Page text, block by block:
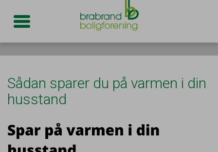
Toggle navigation
Sådan sparer du på varmen i din
husstand